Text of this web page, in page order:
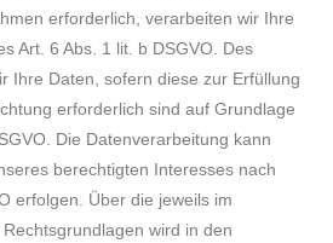
erforderlich, verarbeiten wir Ihre
Art. 6 Abs. 1 lit. b DSGVO. Des
Ihre Daten, sofern diese zur Erfüllung
erforderlich sind auf Grundlage
Die Datenverarbeitung kann
berechtigten Interesses nach
erfolgen. Über die jeweils im
wird in den